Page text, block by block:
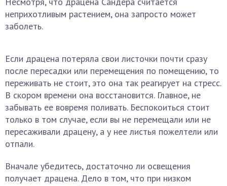
неприхотливым растением, она запросто может
заболеть.
Если драцена потеряла свои листочки почти сразу
после пересадки или перемещения по помещению, то
переживать не стоит, это она так реагирует на стресс.
В скором времени она восстановится. Главное, не
забывать ее вовремя поливать. Беспокоиться стоит
только в том случае, если вы не перемещали или не
пересаживали драцену, а у нее листья пожелтели или
отпали.
Вначале убедитесь, достаточно ли освещения
получает драцена. Дело в том, что при низком